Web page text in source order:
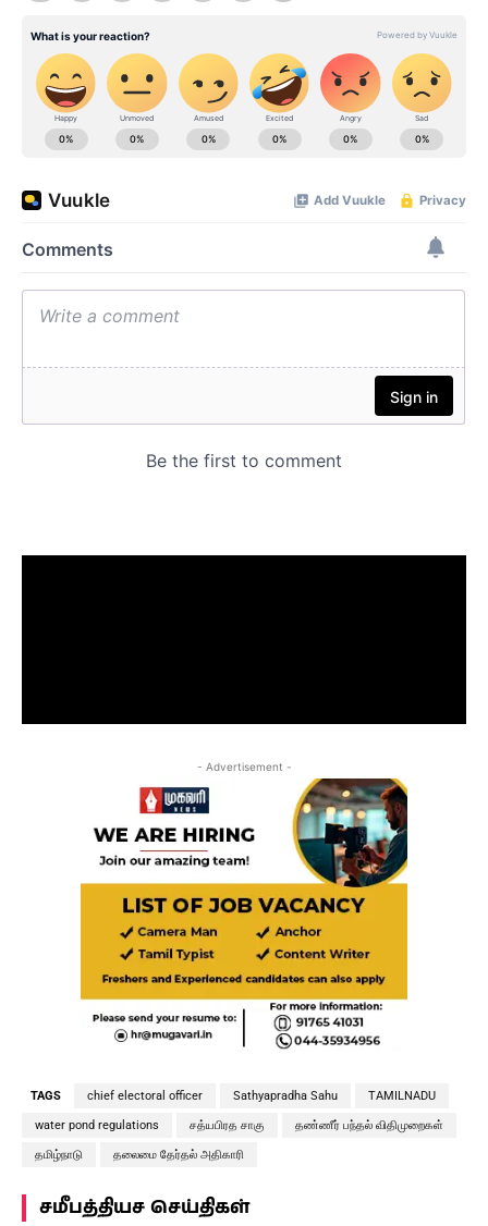
- Advertisement -
TAGS chief electoral officer Sathyapradha Sahu TAMILNADU
water pond regulations சத்யபிரத சாகு தண்ணீர் பந்தல் விதிமுறைகள்
தமிழ்நாடு தலைமை தேர்தல் அதிகாரி
சமீபத்தியச செய்திகள்